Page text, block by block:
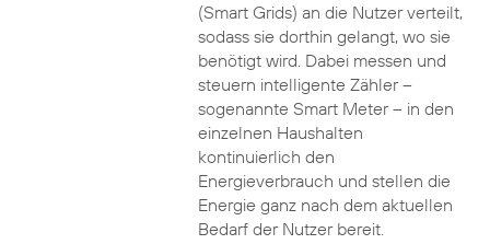
(Smart Grids) an die Nutzer verteilt,
sodass sie dorthin gelangt, wo sie
benötigt wird. Dabei messen und
steuern intelligente Zähler –
sogenannte Smart Meter – in den
einzelnen Haushalten
kontinuierlich den
Energieverbrauch und stellen die
Energie ganz nach dem aktuellen
Bedarf der Nutzer bereit.